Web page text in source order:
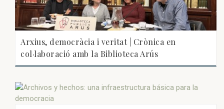
Arxius, democràcia i veritat | Crònica en
col·laboració amb la Biblioteca Arús